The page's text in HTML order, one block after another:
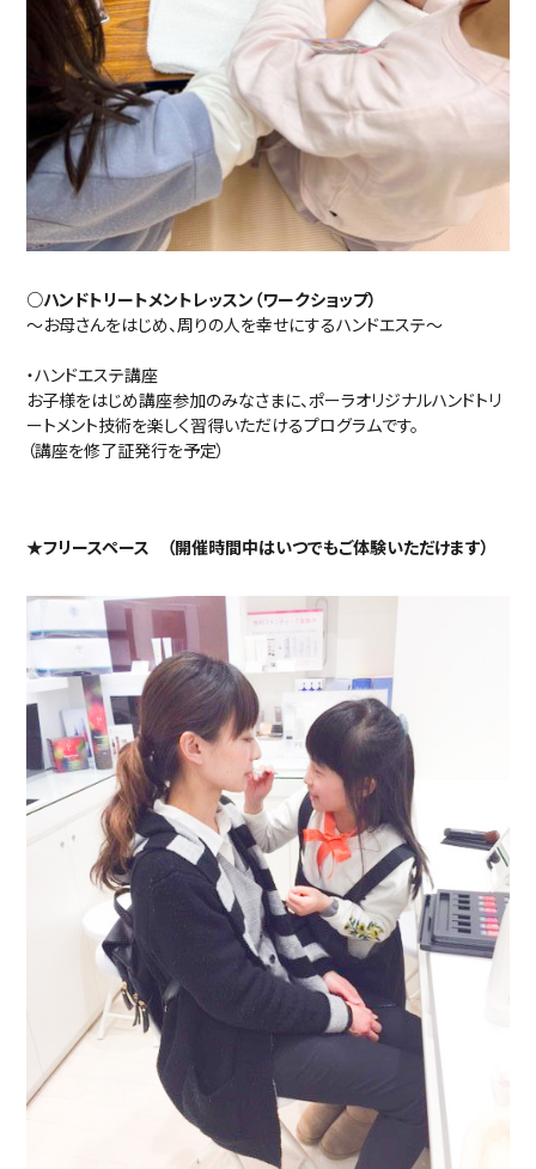
○ハンドトリートメントレッスン（ワークショップ）
～お母さんをはじめ、周りの人を幸せにするハンドエステ～
・ハンドエステ講座
お子様をはじめ講座参加のみなさまに、ポーラオリジナルハンドトリ
ートメント技術を楽しく習得いただけるプログラムです。
（講座を修了証発行を予定）
★フリースペース （開催時間中はいつでもご体験いただけます）